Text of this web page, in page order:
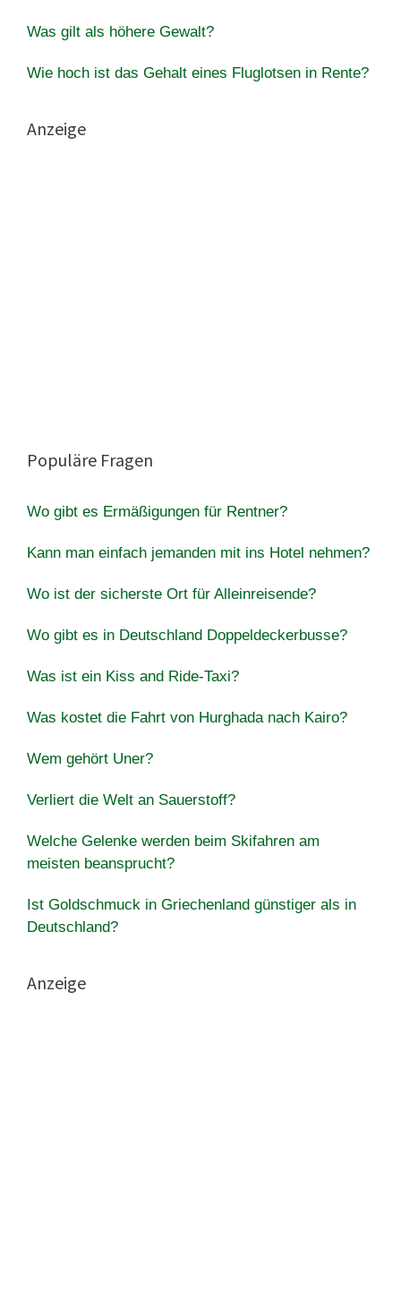
Was gilt als höhere Gewalt?
Wie hoch ist das Gehalt eines Fluglotsen in Rente?
Anzeige
Populäre Fragen
Wo gibt es Ermäßigungen für Rentner?
Kann man einfach jemanden mit ins Hotel nehmen?
Wo ist der sicherste Ort für Alleinreisende?
Wo gibt es in Deutschland Doppeldeckerbusse?
Was ist ein Kiss and Ride-Taxi?
Was kostet die Fahrt von Hurghada nach Kairo?
Wem gehört Uner?
Verliert die Welt an Sauerstoff?
Welche Gelenke werden beim Skifahren am
meisten beansprucht?
Ist Goldschmuck in Griechenland günstiger als in
Deutschland?
Anzeige